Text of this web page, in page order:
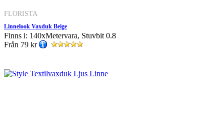
FLORISTA
Linnelook Vaxduk Beige
Finns i: 140xMetervara, Stuvbit 0.8
Från 79 kr